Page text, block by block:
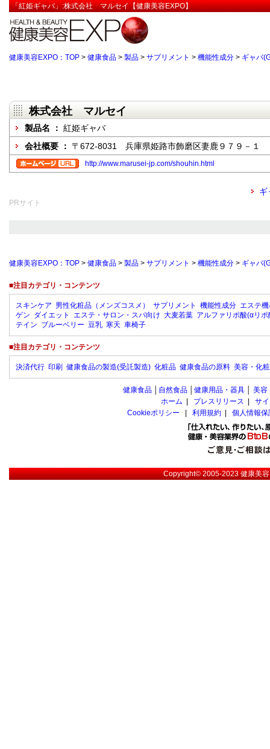
「紅姫ギャバ」:株式会社 マルセイ【健康美容EXPO】
健康美容EXPO：TOP > 健康食品 > 製品 > サプリメント > 機能性成分 > ギャバ
株式会社 マルセイ
製品名 ： 紅姫ギャバ
会社概要 ： 〒672-8031 兵庫県姫路市飾磨区妻鹿９７９－１
http://www.marusei-jp.com/shouhin.html
ギ
PRサイト
健康美容EXPO：TOP > 健康食品 > 製品 > サプリメント > 機能性成分 > ギャバ
■注目カテゴリ・コンテンツ
スキンケア 男性化粧品（メンズコスメ） サプリメント 機能性成分 エステ
ゲン ダイエット エステ・サロン・スパ向け 大麦若葉 アルファリポ酸(αリポ
テイン ブルーベリー 豆乳 寒天 車椅子
■注目カテゴリ・コンテンツ
決済代行 印刷 健康食品の製造(受託製造) 化粧品 健康食品の原料 美容・化
健康食品 自然食品 健康用品・器具 美容
ホーム
プレスリリース
サ
Cookieポリシー
利用規約 個人情報
Copyright© 2005-2023健康美